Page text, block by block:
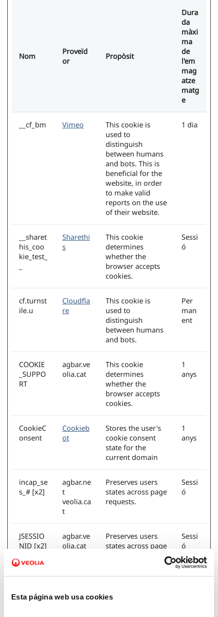
Esta página web usa cookies
Nom
Proveïd
or
Propòsit
Dura
da
màxi
ma
de
l'em
mag
atze
matg
e
__cf_bm Vimeo
This cookie is
used to
distinguish
between humans
and bots. This is
beneficial for the
website, in order
to make valid
reports on the use
of their website.
1 dia
__sharet
his_coo
kie_test_
Sharethi
s
This cookie
determines
whether the
browser accepts
cookies.
Sessi
ó
cf.turnst
ile.u
Cloudfla
re
This cookie is
used to
distinguish
between humans
and bots.
Per
man
ent
COOKIE
_SUPPO
RT
agbar.ve
olia.cat
This cookie
determines
whether the
browser accepts
cookies.
1
anys
CookieC
onsent
Cookieb
ot
Stores the user's
cookie consent
state for the
current domain
1
anys
incap_se
s_# [x2]
agbar.ne
t
veolia.ca
t
Preserves users
states across page
requests.
Sessi
ó
JSESSIO
NID [x2]
agbar.ve
olia.cat
Preserves users
states across page
Sessi
ó
SION_ST
olia.cat
visitor's session